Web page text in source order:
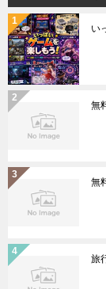
い
無
無
旅